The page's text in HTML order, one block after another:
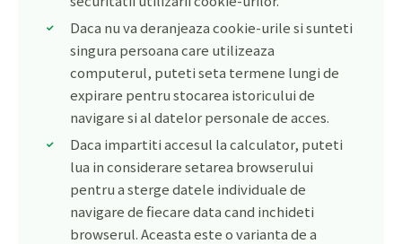
Daca nu va deranjeaza cookie-urile si sunteti
singura persoana care utilizeaza
computerul, puteti seta termene lungi de
expirare pentru stocarea istoricului de
navigare si al datelor personale de acces.
Daca impartiti accesul la calculator, puteti
lua in considerare setarea browserului
pentru a sterge datele individuale de
navigare de fiecare data cand inchideti
browserul. Aceasta este o varianta de a